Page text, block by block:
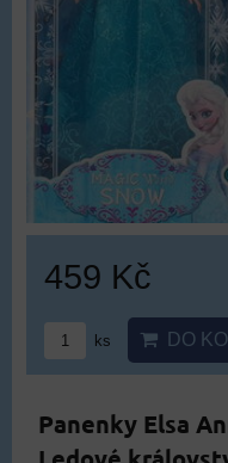
459 Kč
ks DO
Panenky Elsa